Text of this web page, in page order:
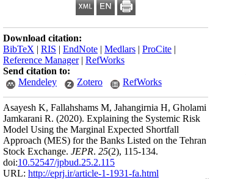
Download citation:
BibTeX | RIS | EndNote | Medlars | ProCite |
Reference Manager| RefWorks
Send citation to:
Mendeley
Zotero RefWorks
Asayesh K, Fallahshams M, Jahangirnia H, Gholami
Jamkarani R. (2020). Explaining the Systemic Risk
Model Using the Marginal Expected Shortfall
Approach (MES) for the Banks Listed on the Tehran
Stock Exchange. JEPR. 25(2), 115-134.
doi:10.52547/jpbud.25.2.115
URL: http://eprj.ir/article-1-1931-fa.html